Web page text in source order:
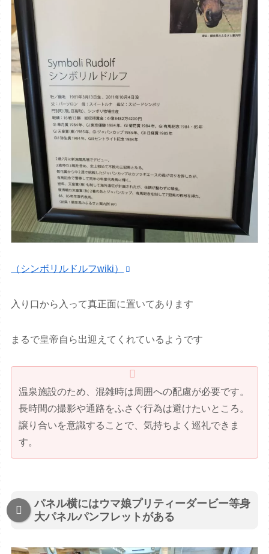
（シンボリルドルフwiki）
入り口から入って真正面に置いてあります
まるで皇帝自ら出迎えてくれているようです
温泉施設のため、混雑時は周囲への配慮が必要です。
長時間の撮影や通路をふさぐ行為は避けたいところ。
譲り合いを意識することで、気持ちよく巡礼できま
す。
パネル横にはウマ娘プリティーダービー等身
大パネルパンフレットがある